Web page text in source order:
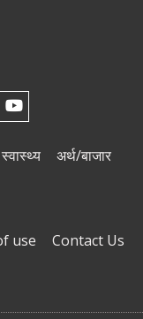
स्वास्थ्य अर्थ/बाजार
use Contact Us